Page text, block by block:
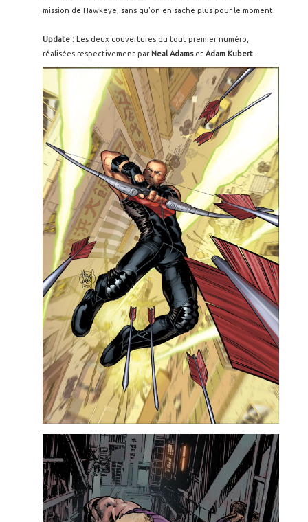
mission de Hawkeye, sans qu'on en sache plus pour le moment.
Update : Les deux couvertures du tout premier numéro,
réalisées respectivement par Neal Adamset Adam Kubert :